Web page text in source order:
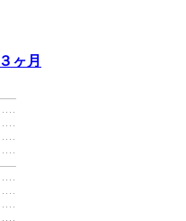
３ヶ月